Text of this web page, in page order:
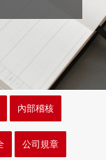
內部稽核
公司規章